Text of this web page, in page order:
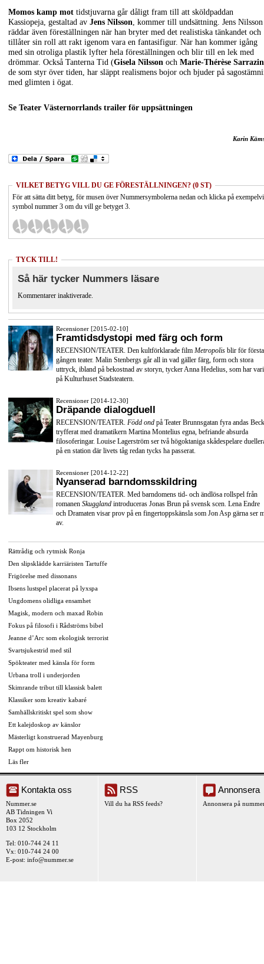
Momos kamp mot tidstjuvarna går dåligt fram till att sköldpaddan
Kassiopeja, gestaltad av Jens Nilsson, kommer till undsättning. Jens Nilsson
räddar även föreställningen när han bryter med det realistiska tänkandet och
tillåter sin roll att rakt igenom vara en fantasifigur. När han kommer igång
med sin otroliga plastik lyfter hela föreställningen och blir till en lek med
drömmar. Också Tanterna Tid (Gisela Nilsson och Marie-Thérèse Sarrazin
de som styr över tiden, har släppt realismens bojor och bjuder på
med glimten i ögat.
Se Teater Västernorrlands trailer för uppsättningen
Karin
VILKET BETYG VILL DU GE FÖRESTÄLLNINGEN? (0 ST)
För att sätta ditt betyg, för musen över Nummersymbolerna nedan och klicka på
symbol nummer 3 om du vill ge betyget 3.
TYCK TILL!
Så här tycker Nummers läsare
Kommentarer inaktiverade.
Recensioner [2015-02-10]
Framtidsdystopi med färg och form
RECENSION/TEATER. Den kultförklarade film Metropolis blir för första
gången teater. Malin Stenbergs går all in vad gäller färg, form och stora
uttryck, ibland på bekostnad av storyn, tycker Anna Hedelius, som har
på Kulturhuset Stadsteatern.
Recensioner [2014-12-30]
Dräpande dialogduell
RECENSION/TEATER. Född ond på Teater Brunnsgatan fyra andas
tryfferat med dramatikern Martina Montelius egna, befriande absurda
filosoferingar. Louise Lagerström ser två högoktaniga skådespelare
på en station där livets tåg redan tycks ha passerat.
Recensioner [2014-12-22]
Nyanserad barndomsskildring
RECENSION/TEATER. Med barndomens tid- och ändlösa rollspel från
romanen Skuggland introduceras Jonas Brun på svensk scen. Lena Endre
och Dramaten visar prov på en fingertoppskänsla som Jon Asp gärna ser
av.
Rättrådig och rytmisk Ronja
Den slipsklädde karriäristen Tartuffe
Frigörelse med dissonans
Ibsens lustspel placerat på lyxspa
Ungdomens olidliga ensamhet
Magisk, modern och maxad Robin
Fokus på filosofi i Rådströms bibel
Jeanne d’Arc som ekologisk terrorist
Svartsjukestrid med stil
Spökteater med känsla för form
Urbana troll i underjorden
Skimrande tribut till klassisk balett
Klassiker som kreativ kabaré
Samhällskritiskt spel som show
Ett kalejdoskop av känslor
Mästerligt konstruerad Mayenburg
Rappt om historisk hen
Läs fler
Kontakta oss
Nummer.se
AB Tidningen Vi
Box 2052
103 12 Stockholm
Tel: 010-744 24 11
Vx: 010-744 24 00
E-post: info@nummer.se
RSS
Vill du ha RSS feeds?
Annonsera
Annonsera på